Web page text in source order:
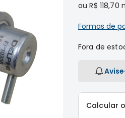
ouR$ 118,70
Formas de
Fora de
Calcular